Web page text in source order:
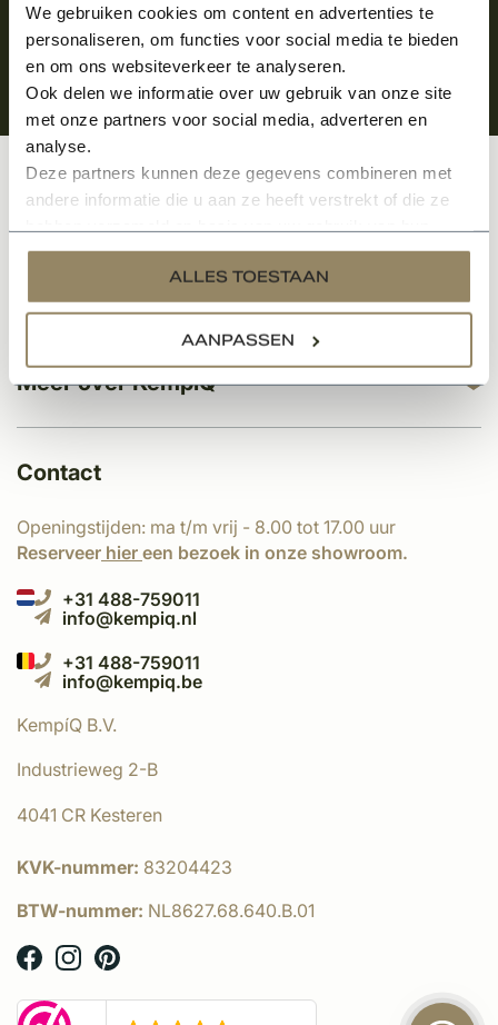
We gebruiken cookies om content en advertenties te
personaliseren, om functies voor social media te bieden
en om ons websiteverkeer te analyseren.
Ook delen we informatie over uw gebruik van onze site
met onze partners voor social media, adverteren en
analyse.
Deze partners kunnen deze gegevens combineren met
andere informatie die u aan ze heeft verstrekt of die ze
services.
ALLES TOESTAAN
AANPASSEN
Meer over KempíQ
Klantenservice
Contact
Openingstijden: ma t/m vrij - 8.00 tot 17.00 uur
Reserveer hier een bezoek in onze showroom.
+31 488-759011
info@kempiq.nl
+31 488-759011
info@kempiq.be
KempíQ B.V.
Industrieweg 2-B
4041 CR Kesteren
KVK-nummer: 83204423
BTW-nummer: NL8627.68.640.B.01